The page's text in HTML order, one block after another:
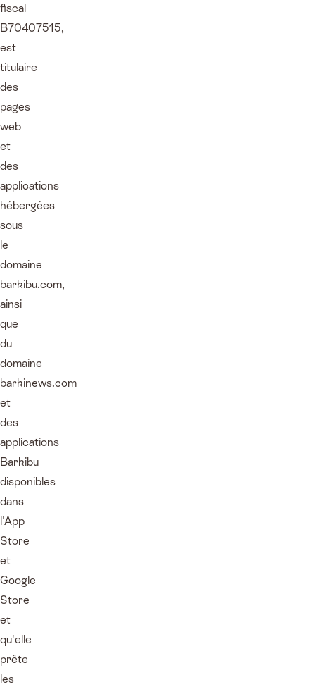
fiscal
B70407515,
est
titulaire
des
pages
web
et
des
applications
hébergées
sous
le
domaine
barkibu.com,
ainsi
que
du
domaine
barkinews.com
et
des
applications
Barkibu
disponibles
dans
l'App
Store
et
Google
Store
et
qu'elle
prête
les